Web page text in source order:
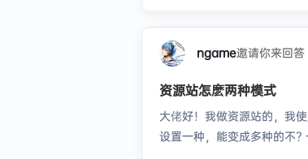
ngame邀请你来回答
资源站怎麽两种模式
大佬好！我做资源站的，我
设置一种，能变成多种的不?